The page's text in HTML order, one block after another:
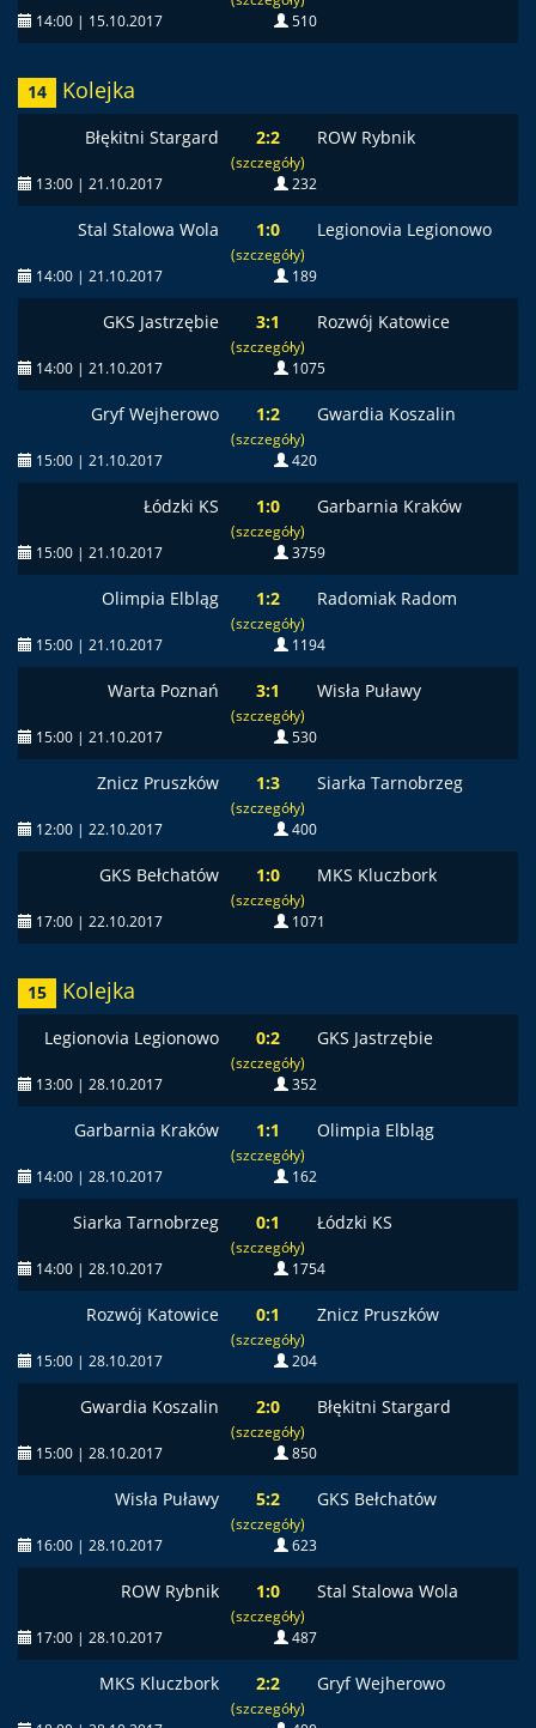
14:00 | 15.10.2017
510
14 Kolejka
Błękitni Stargard 2:2
(szczegóły)
ROW Rybnik
13:00 | 21.10.2017 232
Stal Stalowa Wola 1:0
(szczegóły)
Legionovia Legionowo
14:00 | 21.10.2017 189
GKS Jastrzębie 3:1
(szczegóły)
Rozwój Katowice
14:00 | 21.10.2017 1075
Gryf Wejherowo 1:2
(szczegóły)
Gwardia Koszalin
15:00 | 21.10.2017 420
Łódzki KS 1:0
(szczegóły)
Garbarnia Kraków
15:00 | 21.10.2017 3759
Olimpia Elbląg 1:2
(szczegóły)
Radomiak Radom
15:00 | 21.10.2017 1194
Warta Poznań 3:1
(szczegóły)
Wisła Puławy
15:00 | 21.10.2017 530
Znicz Pruszków 1:3
(szczegóły)
Siarka Tarnobrzeg
12:00 | 22.10.2017 400
GKS Bełchatów 1:0
(szczegóły)
MKS Kluczbork
17:00 | 22.10.2017 1071
15 Kolejka
Legionovia Legionowo 0:2
(szczegóły)
GKS Jastrzębie
13:00 | 28.10.2017 352
Garbarnia Kraków 1:1
(szczegóły)
Olimpia Elbląg
14:00 | 28.10.2017 162
Siarka Tarnobrzeg 0:1
(szczegóły)
Łódzki KS
14:00 | 28.10.2017 1754
Rozwój Katowice 0:1
(szczegóły)
Znicz Pruszków
15:00 | 28.10.2017 204
Gwardia Koszalin 2:0
(szczegóły)
Błękitni Stargard
15:00 | 28.10.2017 850
Wisła Puławy 5:2
(szczegóły)
GKS Bełchatów
16:00 | 28.10.2017 623
ROW Rybnik 1:0
(szczegóły)
Stal Stalowa Wola
17:00 | 28.10.2017 487
MKS Kluczbork 2:2
(szczegóły)
Gryf Wejherowo